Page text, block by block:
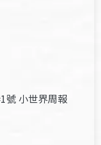
號 小世界周報